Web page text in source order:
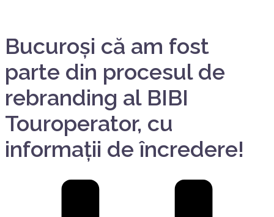
Bucuroși că am fost
parte din procesul de
rebranding al BIBI
Touroperator, cu
informații de încredere!